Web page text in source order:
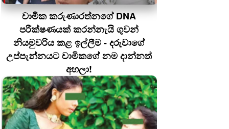
චාමික කරුණාරත්නගේ DNA
පරීක්ෂණයක් කරන්නැයි ගුවන්
නියමුවරිය කළ ඉල්ලීම - දරුවාගේ
උප්පැන්නයට චාමිකගේ නම දාන්නත්
අහලා!